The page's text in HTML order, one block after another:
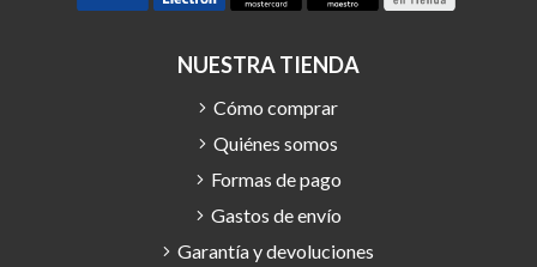
NUESTRA TIENDA
Cómo comprar
Quiénes somos
Formas de pago
Gastos de envío
Garantía y devoluciones